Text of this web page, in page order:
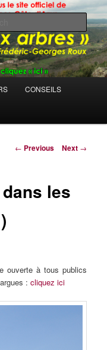
CONSEILS
Post
← Previous Next →
les
ouverte à tous publics
:cliquez ici